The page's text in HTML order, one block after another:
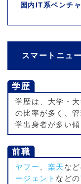
国内IT系ベンチ
スマートニュ
学歴
学歴は、大学・
の比率が多く、
学出身者が多い傾
前職
ヤフー 、 楽天 な
ージェント などの